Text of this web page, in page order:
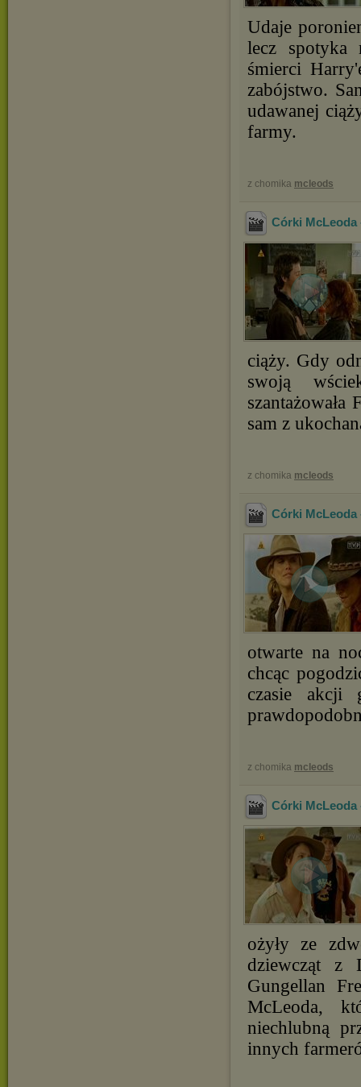
Udaje
lecz spotyka
śmierci
zabójstwo.
udawanej
farmy.
z chomika mcleods
Córki McLeoda
ciąży. Gdy
swoją
sam z
z chomika mcleods
Córki McLeoda
otwarte na
chcąc
czasie akcji
z chomika mcleods
Córki McLeoda
ożyły ze
dziewcząt z
Gungellan
McLeoda,
niechlubną
innych